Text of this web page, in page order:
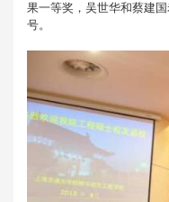
果一等奖，吴世华和蔡建
号。